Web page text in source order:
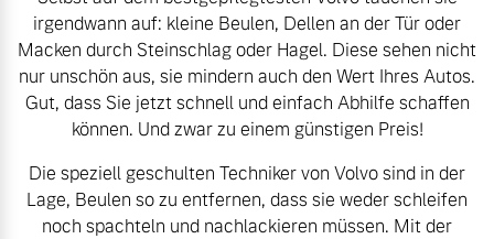
Editionsmodelle
Konnektivität
Angebot anfragen
Aktuelle Serviceangebote
Service by Volvo
Sie erhalten bei uns eine
Vielzahl von Original
irgendwann auf: kleine Beulen, Dellen an der Tür oder
Macken durch Steinschlag oder Hagel. Diese sehen nicht
nur unschön aus, sie mindern auch den Wert Ihres Autos.
Gut, dass Sie jetzt schnell und einfach Abhilfe schaffen
können. Und zwar zu einem günstigen Preis!
Die speziell geschulten Techniker von Volvo sind in der
Lage, Beulen so zu entfernen, dass sie weder schleifen
noch spachteln und nachlackieren müssen. Mit der